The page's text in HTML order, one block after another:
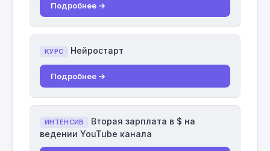
Подробнее →
КУРС Нейростарт
Подробнее →
ИНТЕНСИВ
Вторая зарплата в $ на
ведении YouTube канала